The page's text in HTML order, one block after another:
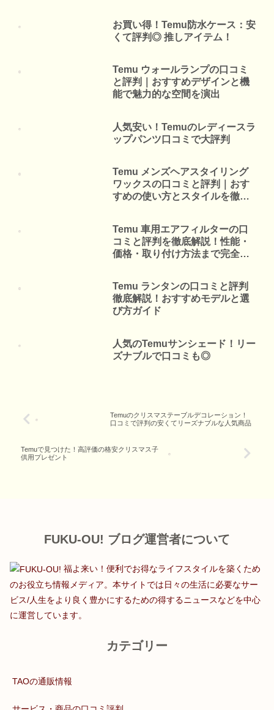
お買い得！Temu防水ケース：安
くて評判◎ 推しアイテム！
Temu ウォールランプの口コミ
と評判｜おすすめデザインと機
能で魅力的な空間を演出
人気安い！Temuのレディースラ
ップパンツ口コミで大評判
Temu メンズヘアスタイリング
ワックスの口コミと評判｜おす
すめの使い方とスタイルを徹底
Temu 車用エアフィルターの口
コミと評判を徹底解説！性能・
価格・取り付け方法まで完全網
Temu ランタンの口コミと評判
徹底解説！おすすめモデルと選
び方ガイド
人気のTemuサンシェード！リー
ズナブルで口コミも◎
Temuのクリスマステーブルデコレーション！
口コミで評判の安くてリーズナブルな人気商品
Temuで見つけた！高評価の格安クリスマス子
供用プレゼント
FUKU-OU! ブログ運営者について
福よ来い！便利でお得なライフスタイルを築くため
のお役立ち情報メディア。本サイトでは日々の生活に必要なサー
ビス/人生をより良く豊かにするための得するニュースなどを中心
に運営しています。
カテゴリー
TAOの通販情報